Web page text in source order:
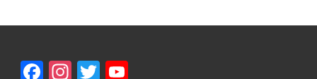
Facebook
Instagram
Twitter